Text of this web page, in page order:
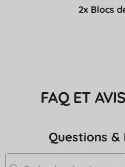
2x Blocs
FAQ ET
Questions &